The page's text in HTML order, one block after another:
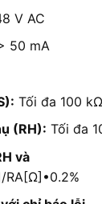
V AC
50 mA
Tối đa 100 kΩ
(RH): Tối đa
và
RA[Ω]•0.2%